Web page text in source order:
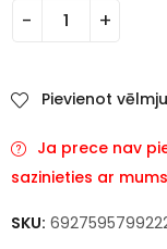
Pievienot
Ja prece nav
sazinieties ar
SKU: